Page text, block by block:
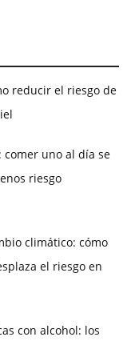
reducir el riesgo de
comer uno al día se
riesgo
climático: cómo
el riesgo en
con alcohol: los